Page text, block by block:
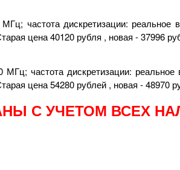
частота дискретизации:
цена 40120 рубля , новая - 37996
МГц; частота дискретизации:
цена 54280 рублей , новая - 48970
С УЧЕТОМ ВСЕХ